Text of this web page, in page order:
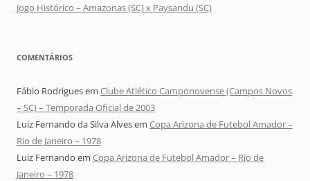
Jogo Histórico – Amazonas (SC) x Paysandu (SC)
COMENTÁRIOS
Fábio Rodriguesem Clube Atlético Camponovense (Campos Novos
– SC) – Temporada Oficial de 2003
Luiz Fernando da Silva Alvesem Copa Arizona de Futebol Amador –
Rio de Janeiro – 1978
Luiz Fernando em Copa Arizona de Futebol Amador – Rio de
Janeiro – 1978